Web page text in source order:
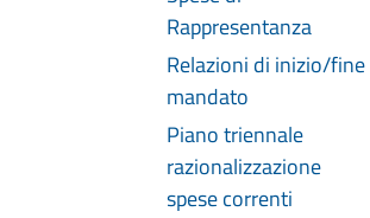
Rappresentanza
Relazioni di inizio/fine
mandato
Piano triennale
razionalizzazione
spese correnti